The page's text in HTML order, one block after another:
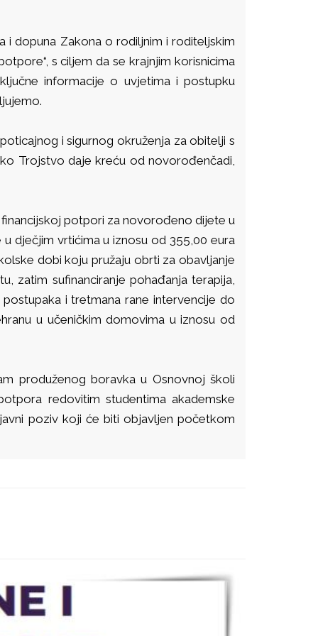
i dopuna Zakona o rodiljnim i roditeljskim
s ciljem da se krajnjim korisnicima
informacije o uvjetima i postupku
i sigurnog okruženja za obitelji s
Trojstvo daje kreću od novorođenčadi,
potpori za novorođeno dijete u
dječjim vrtićima u iznosu od 355,00 eura
dobi koju pružaju obrti za obavljanje
zatim sufinanciranje pohađanja terapija,
i tretmana rane intervencije do
u učeničkim domovima u iznosu od
produženog boravka u Osnovnoj školi
redovitim studentima akademske
poziv koji će biti objavljen početkom